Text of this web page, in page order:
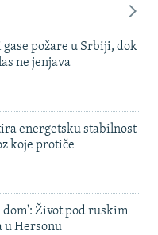
gase požare u Srbiji, dok
ne jenjava
energetsku stabilnost
koje protiče
dom': Život pod ruskim
u Hersonu